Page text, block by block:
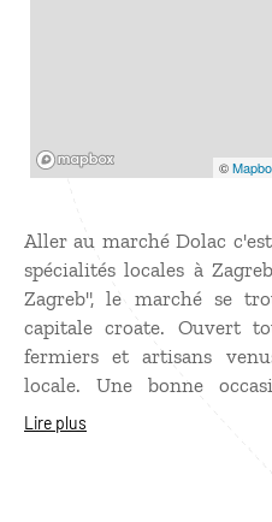
©
Aller au marché Dolac
spécialités locales à
Zagreb", le marché se
capitale croate. Ouvert
fermiers et artisans
locale. Une bonne
souvenirs. Vous
Lire plus